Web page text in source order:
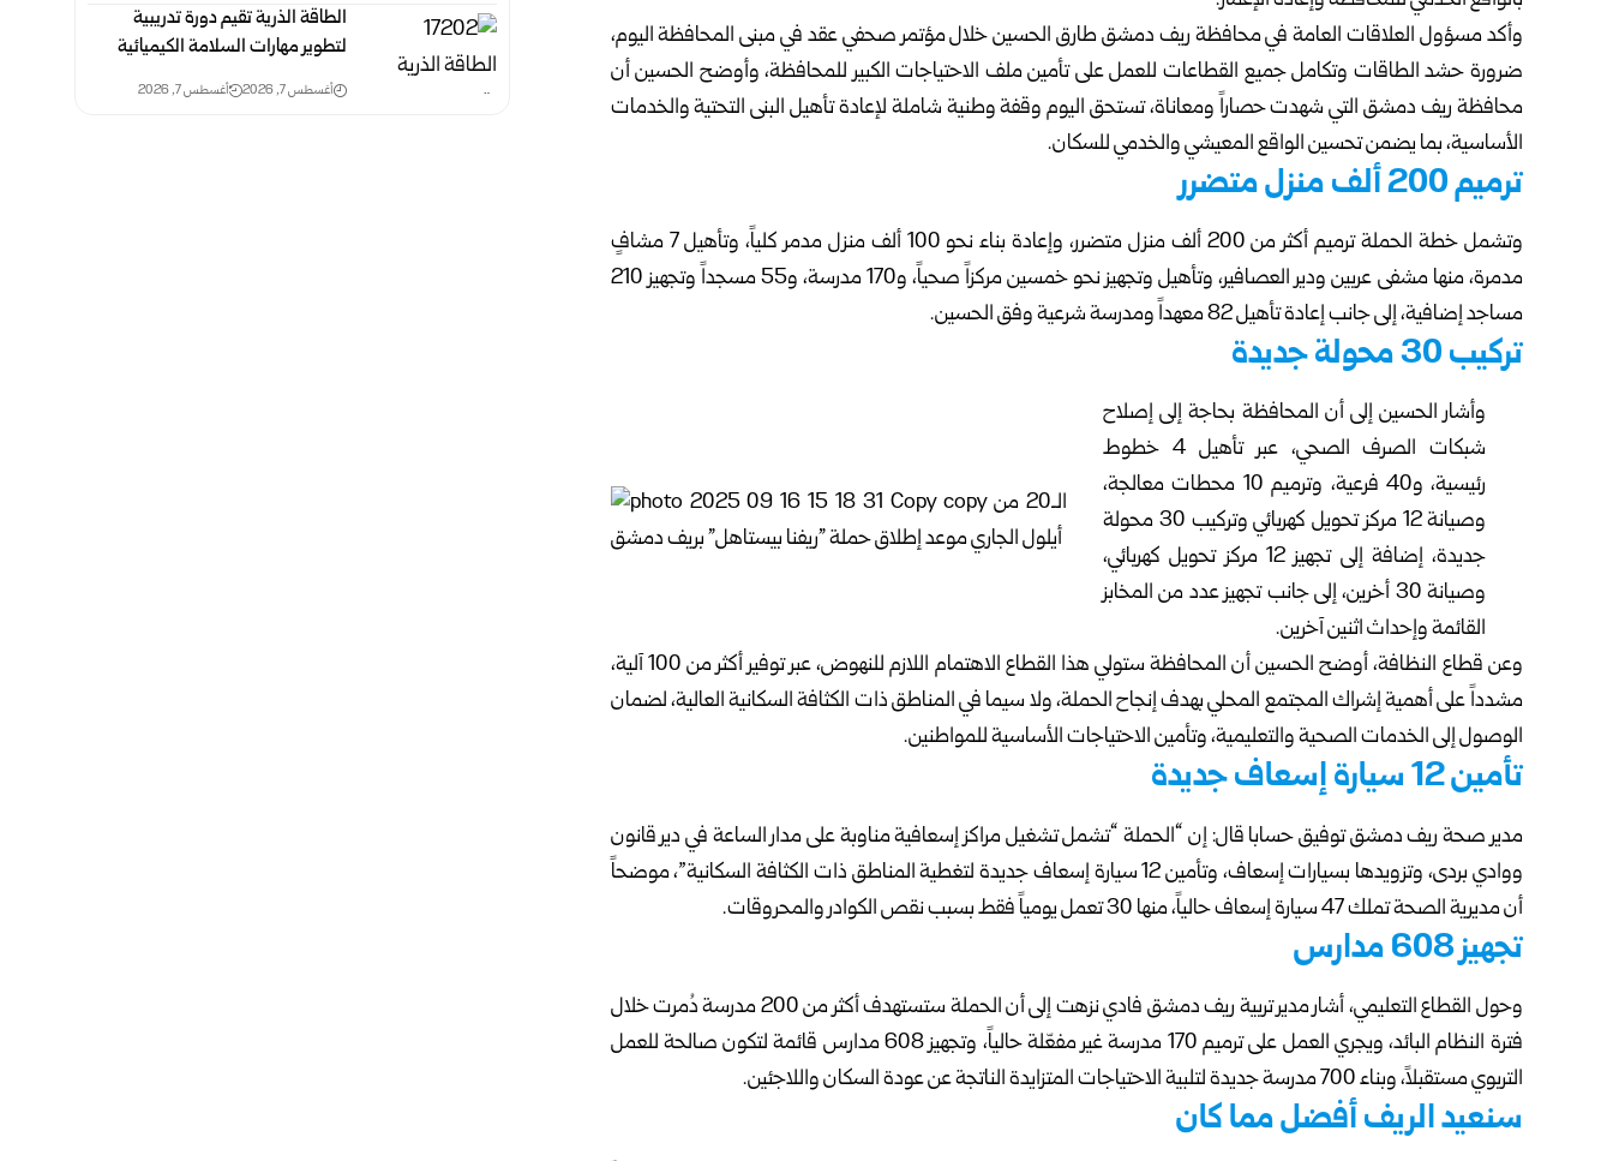
وأكد مسؤول العلاقات العامة في محافظة ريف دمشق طارق الحسين خلال مؤتمر صحفي عقد في مبنى المحافظة اليوم،
ضرورة حشد الطاقات وتكامل جميع القطاعات للعمل على تأمين ملف الاحتياجات الكبير للمحافظة، وأوضح الحسين أن
محافظة ريف دمشق التي شهدت حصاراً ومعاناة، تستحق اليوم وقفة وطنية شاملة لإعادة تأهيل البنى التحتية والخدمات
الأساسية، بما يضمن تحسين الواقع المعيشي والخدمي للسكان.
ترميم 200 ألف منزل متضرر
وتشمل خطة الحملة ترميم أكثر من 200 ألف منزل متضرر، وإعادة بناء نحو 100 ألف منزل مدمر كلياً، وتأهيل 7 مشافٍ
مدمرة، منها مشفى عربين ودير العصافير، وتأهيل وتجهيز نحو خمسين مركزاً صحياً، و170 مدرسة، و55 مسجداً وتجهيز 210
مساجد إضافية، إلى جانب إعادة تأهيل 82 معهداً ومدرسة شرعية وفق الحسين.
تركيب 30 محولة جديدة
وأشار الحسين إلى أن المحافظة بحاجة إلى إصلاح
شبكات الصرف الصحي، عبر تأهيل 4 خطوط
رئيسية، و40 فرعية، وترميم 10 محطات معالجة،
وصيانة 12 مركز تحويل كهربائي وتركيب 30 محولة
جديدة، إضافة إلى تجهيز 12 مركز تحويل كهربائي،
وصيانة 30 أخرين، إلى جانب تجهيز عدد من المخابز
القائمة وإحداث اثنين آخرين.
وعن قطاع النظافة، أوضح الحسين أن المحافظة ستولي هذا القطاع الاهتمام اللازم للنهوض، عبر توفير أكثر من 100 آلية،
مشدداً على أهمية إشراك المجتمع المحلي بهدف إنجاح الحملة، ولا سيما في المناطق ذات الكثافة السكانية العالية، لضمان
الوصول إلى الخدمات الصحية والتعليمية، وتأمين الاحتياجات الأساسية للمواطنين.
تأمين 12 سيارة إسعاف جديدة
مدير صحة ريف دمشق توفيق حسابا قال: إن “الحملة “تشمل تشغيل مراكز إسعافية مناوبة على مدار الساعة في دير قانون
ووادي بردى، وتزويدها بسيارات إسعاف، وتأمين 12 سيارة إسعاف جديدة لتغطية المناطق ذات الكثافة السكانية”، موضحاً
أن مديرية الصحة تملك 47 سيارة إسعاف حالياً، منها 30 تعمل يومياً فقط بسبب نقص الكوادر والمحروقات.
تجهيز 608 مدارس
وحول القطاع التعليمي، أشار مدير تربية ريف دمشق فادي نزهت إلى أن الحملة ستستهدف أكثر من 200 مدرسة دُمرت خلال
فترة النظام البائد، ويجري العمل على ترميم 170 مدرسة غير مفعّلة حالياً، وتجهيز 608 مدارس قائمة لتكون صالحة للعمل
التربوي مستقبلاً، وبناء 700 مدرسة جديدة لتلبية الاحتياجات المتزايدة الناتجة عن عودة السكان واللاجئين.
سنعيد الريف أفضل مما كان
الطاقة الذرية تقيم دورة تدريبية
لتطوير مهارات السلامة الكيميائية
أغسطس 7, 2026 أغسطس 7, 2026